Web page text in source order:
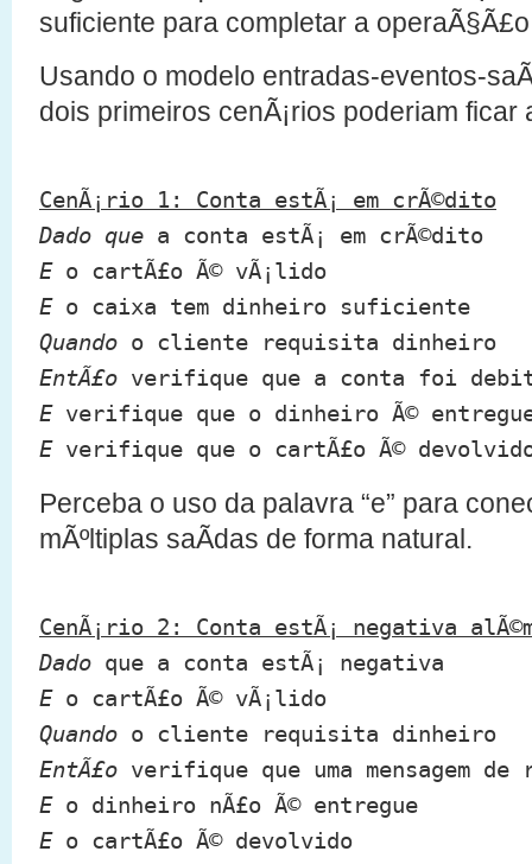
suficiente para completar a
Usando o modelo entradas-eventos-
dois primeiros cenÃ¡rios poderiam ficar
CenÃ¡rio 1: Conta estÃ¡ em crÃ©dito
Dado que a conta estÃ¡ em crÃ©dito
Eo cartÃ£o Ã© vÃ¡lido
Eo caixa tem dinheiro suficiente
Quando o cliente requisita dinheiro
EntÃ£o verifique que a conta foi
Everifique que o dinheiro Ã©
Everifique que o cartÃ£o Ã©
Perceba o uso da palavra “e” para
mÃºltiplas saÃ­das de forma natural.
CenÃ¡rio 2: Conta estÃ¡ negativa
Dado que a conta estÃ¡ negativa
Eo cartÃ£o Ã© vÃ¡lido
Quando o cliente requisita dinheiro
EntÃ£o verifique que uma mensagem de
Eo dinheiro nÃ£o Ã© entregue
Eo cartÃ£o Ã© devolvido